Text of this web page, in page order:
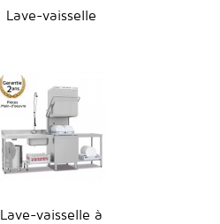
Lave-vaisselle
Lave-vaisselle à